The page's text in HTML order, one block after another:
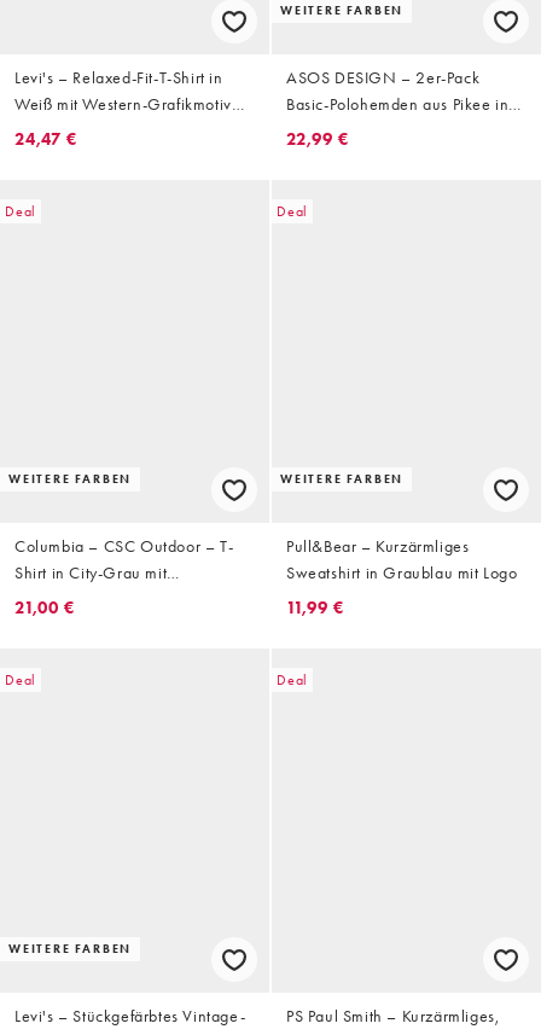
Levi's – Relaxed-Fit-T-Shirt in
Weiß mit Western-Grafikmotiv
am Rücken
24,47 €
WEITERE FARBEN
ASOS DESIGN – 2er-Pack
Basic-Polohemden aus Pikee in
Schwarz mit Regular-Fit-Schnitt
22,99 €
Deal
WEITERE FARBEN
Columbia – CSC Outdoor – T-
Shirt in City-Grau mit
Rückenprint
21,00 €
Deal
WEITERE FARBEN
Pull&Bear – Kurzärmliges
Sweatshirt in Graublau mit Logo
11,99 €
Deal
WEITERE FARBEN
Levi's – Stückgefärbtes Vintage-
Deal
PS Paul Smith – Kurzärmliges,